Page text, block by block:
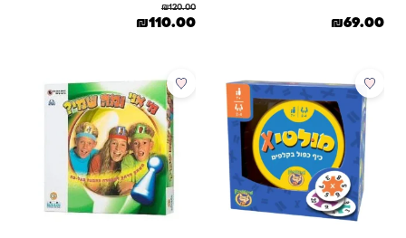
₪69.00
₪120.00
המחיר המקורי היה: ₪120.00.
₪110.00 המחיר הנוכחי הוא: ₪110.00.